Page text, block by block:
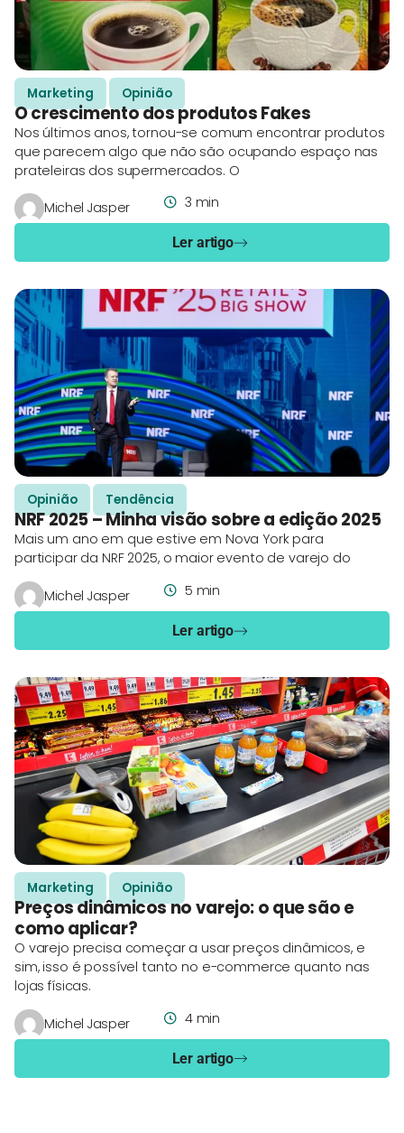
Marketing Opinião
O crescimento dos produtos Fakes
Nos últimos anos, tornou-se comum encontrar produtos
que parecem algo que não são ocupando espaço nas
prateleiras dos supermercados. O
Michel Jasper 3 min
Ler artigo
Opinião Tendência
NRF 2025 – Minha visão sobre a edição 2025
Mais um ano em que estive em Nova York para
participar da NRF 2025, o maior evento de varejo do
Michel Jasper 5 min
Ler artigo
Marketing Opinião
Preços dinâmicos no varejo: o que são e
como aplicar?
O varejo precisa começar a usar preços dinâmicos, e
sim, isso é possível tanto no e-commerce quanto nas
lojas físicas.
Michel Jasper 4 min
Ler artigo